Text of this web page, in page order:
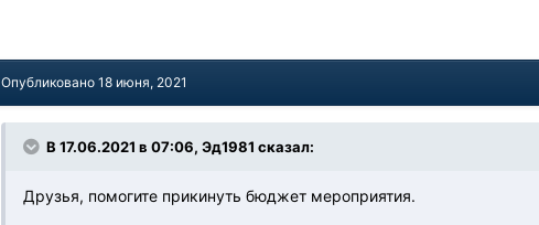
Опубликовано18 июня, 2021
В 17.06.2021 в 07:06, Эд1981 сказал:
Друзья, помогите прикинуть бюджет мероприятия.